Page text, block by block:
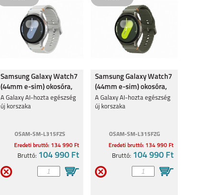
Samsung Galaxy Watch7
(44mm e-sim) okosóra,
Ezüst
A Galaxy AI-hozta egészség
új korszaka
OSAM-SM-L315FZS
Eredeti bruttó: 134 990 Ft
Bruttó: 104 990 Ft
Samsung Galaxy Watch7
(44mm e-sim) okosóra,
Zöld
A Galaxy AI-hozta egészség
új korszaka
OSAM-SM-L315FZG
Eredeti bruttó: 134 990 Ft
Bruttó: 104 990 Ft